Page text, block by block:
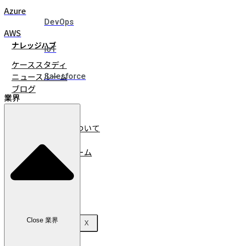
Azure
AWS
ナレッジハブ
ケーススタディ
ニュースルーム
ブログ
イノベーチャーについて
リーダーシップチーム
採用情報
お問い合わせ
X
DevOps
IoT
Salesforce
業界
Close 業界